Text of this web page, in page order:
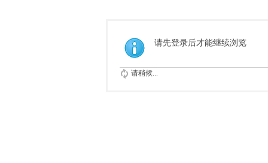
请先登录后才能继续浏览
请稍候...